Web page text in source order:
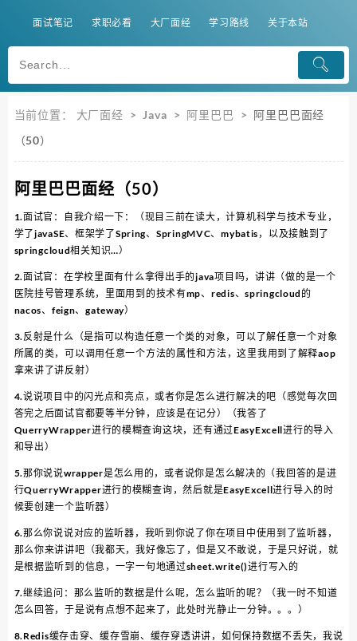
面试笔记 求职必看 大厂面经 学习路线 关于本站
当前位置： 大厂面经 > Java > 阿里巴巴 > 阿里巴巴面经
（50）
阿里巴巴面经（50）
1.面试官：自我介绍一下：（现目三前在读大，计算机科学与技术专业，
学了javaSE、框架学了Spring、SpringMVC、mybatis，以及接触到了
springcloud相关知识…）
2.面试官：在学校里面有什么拿得出手的java项目吗，讲讲（做的是一个
医院挂号管理系统，里面用到的技术有mp、redis、springcloud的
nacos、feign、gateway）
3.反射是什么（是指可以构造任意一个类的对象，可以了解任意一个对象
所属的类，可以调用任意一个方法的属性和方法，这里我用到了解释aop
拿来讲了讲反射）
4.说说项目中的闪光点和亮点，或者你是怎么进行解决的吧（感觉每次回
答完之后面试官都要等半分钟，应该是在记分）（我答了
QuerryWrapper进行的模糊查询这块，还有通过EasyExcell进行的导入
和导出）
5.那你说说wrapper是怎么用的，或者说你是怎么解决的（我回答的是进
行QuerryWrapper进行的模糊查询，然后就是EasyExcell进行导入的时
候要创建一个监听器）
6.那么你说说对应的监听器，我听到你说了你在项目中使用到了监听器，
那么你来讲讲吧（我都天，我好像忘了，但是又不敢说，于是只好说，就
是根据监听到的信息，一字一句地通过sheet.write()进行写入的
7.继续追问：那么监听的数据是什么呢，怎么监听的呢？（我一时不知道
怎么回答，于是说有点想不起来了，此处时光静止一分钟。。。）
8.Redis缓存击穿、缓存雪崩、缓存穿透讲讲，如何保持数据不丢失，我说